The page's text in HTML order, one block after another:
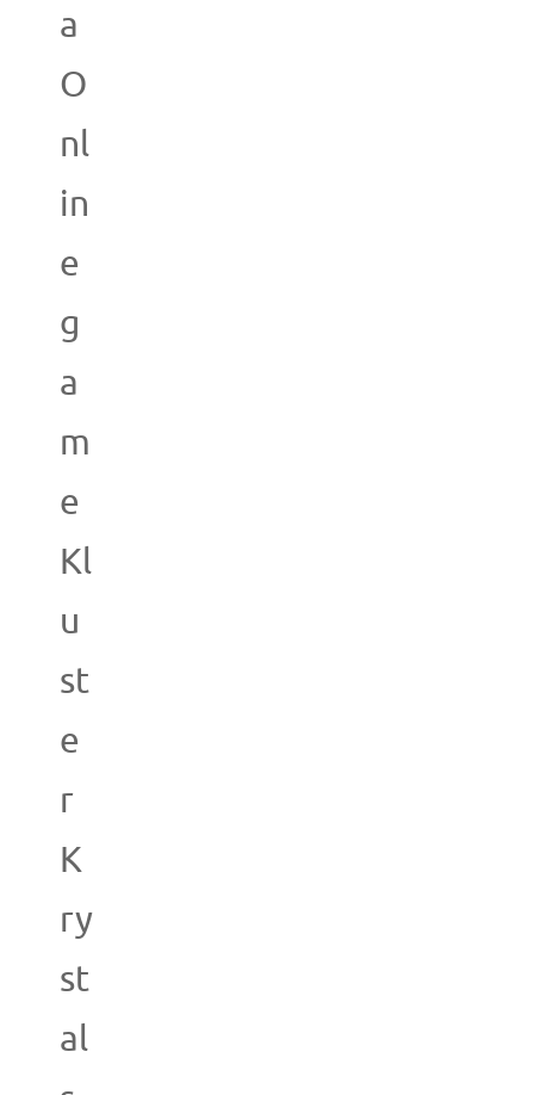
a
O
nl
in
e
g
a
m
e
Kl
u
st
e
r
K
ry
st
al